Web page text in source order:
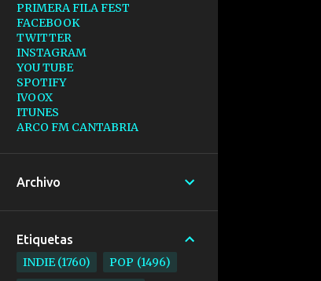
PRIMERA FILA FEST
FACEBOOK
TWITTER
INSTAGRAM
YOU TUBE
SPOTIFY
IVOOX
ITUNES
ARCO FM CANTABRIA
Archivo
Etiquetas
INDIE 1760 POP 1496